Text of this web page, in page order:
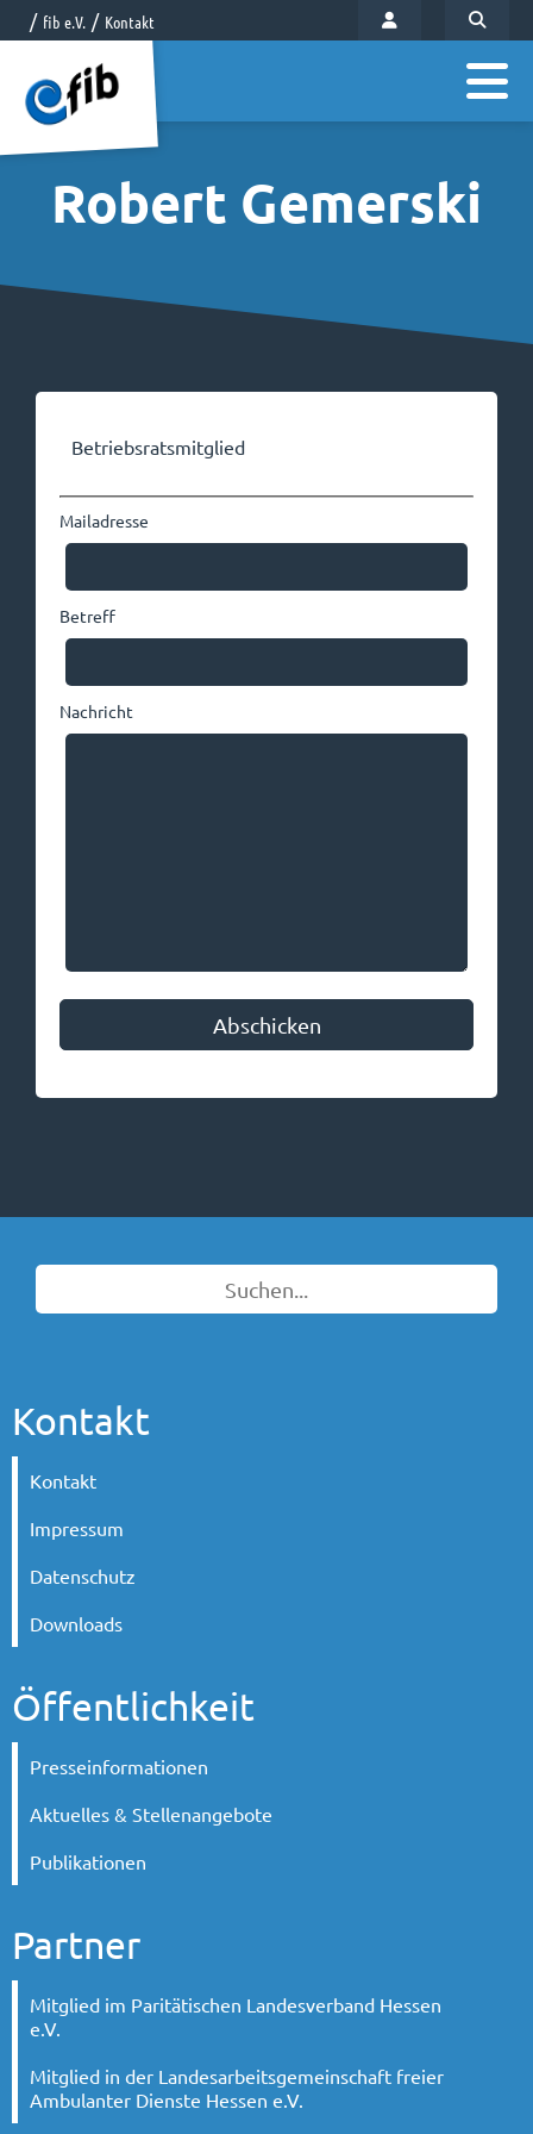
fib e.V. Kontakt
Robert Gemerski
Betriebsratsmitglied
Mailadresse
Betreff
Nachricht
Abschicken
Kontakt
Kontakt
Impressum
Datenschutz
Downloads
Öffentlichkeit
Presseinformationen
Aktuelles & Stellenangebote
Publikationen
Partner
Mitglied im Paritätischen Landesverband Hessen
e.V.
Mitglied in der Landesarbeitsgemeinschaft freier
Ambulanter Dienste Hessen e.V.